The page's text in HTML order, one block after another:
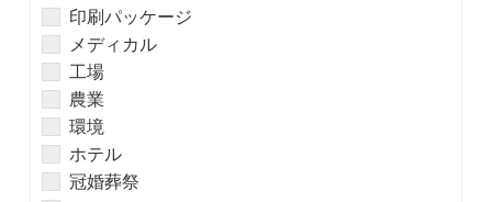
印刷パッケージ
メディカル
工場
農業
環境
ホテル
冠婚葬祭